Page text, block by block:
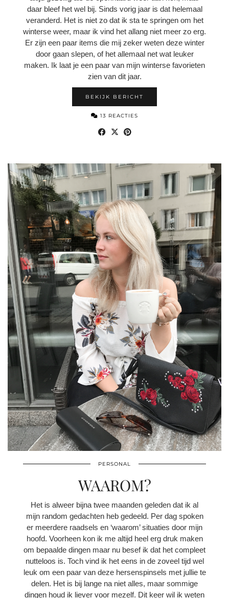
daar bleef het wel bij. Sinds vorig jaar is dat helemaal
veranderd. Het is niet zo dat ik sta te springen om het
winterse weer, maar ik vind het allang niet meer zo erg.
Er zijn een paar items die mij zeker weten deze winter
door gaan slepen, of het allemaal net wat leuker
maken. Ik laat je een paar van mijn winterse favorieten
zien van dit jaar.
BEKIJK BERICHT
13 REACTIES
PERSONAL
WAAROM?
Het is alweer bijna twee maanden geleden dat ik al
mijn random gedachten heb gedeeld. Per dag spoken
er meerdere raadsels en ‘waarom’ situaties door mijn
hoofd. Voorheen kon ik me altijd heel erg druk maken
om bepaalde dingen maar nu besef ik dat het compleet
nutteloos is. Toch vind ik het eens in de zoveel tijd wel
leuk om een paar van deze hersenspinsels met jullie te
delen. Het is bij lange na niet alles, maar sommige
dingen houd ik liever voor mezelf. Dit keer wil ik weten